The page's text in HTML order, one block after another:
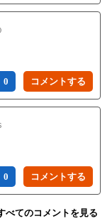
0
0
べてのコメントを見る